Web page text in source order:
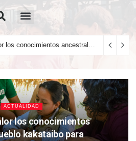
ACTUALIDAD
los conocimientos
kakataibo para